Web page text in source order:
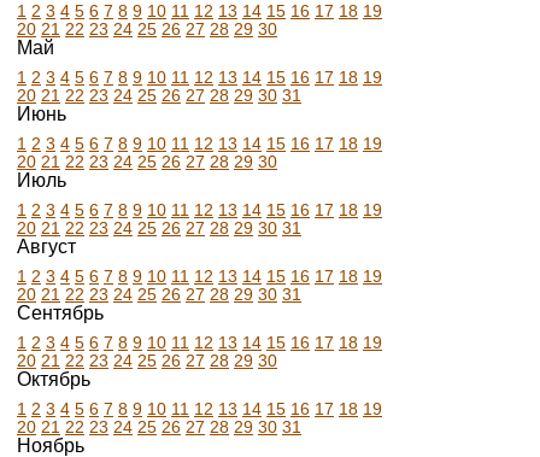
1 2 3 4 5 6 7 8 9 10 11 12 13 14 15 16 17 18 19
20 21 22 23 24 25 26 27 28 29 30
Май
1 2 3 4 5 6 7 8 9 10 11 12 13 14 15 16 17 18 19
20 21 22 23 24 25 26 27 28 29 30 31
Июнь
1 2 3 4 5 6 7 8 9 10 11 12 13 14 15 16 17 18 19
20 21 22 23 24 25 26 27 28 29 30
Июль
1 2 3 4 5 6 7 8 9 10 11 12 13 14 15 16 17 18 19
20 21 22 23 24 25 26 27 28 29 30 31
Август
1 2 3 4 5 6 7 8 9 10 11 12 13 14 15 16 17 18 19
20 21 22 23 24 25 26 27 28 29 30 31
Сентябрь
1 2 3 4 5 6 7 8 9 10 11 12 13 14 15 16 17 18 19
20 21 22 23 24 25 26 27 28 29 30
Октябрь
1 2 3 4 5 6 7 8 9 10 11 12 13 14 15 16 17 18 19
20 21 22 23 24 25 26 27 28 29 30 31
Ноябрь